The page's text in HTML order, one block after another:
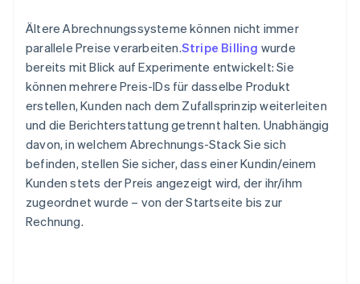
Ältere Abrechnungssysteme können nicht immer
parallele Preise verarbeiten.Stripe Billing wurde
bereits mit Blick auf Experimente entwickelt: Sie
können mehrere Preis-IDs für dasselbe Produkt
erstellen, Kunden nach dem Zufallsprinzip weiterleiten
und die Berichterstattung getrennt halten. Unabhängig
davon, in welchem Abrechnungs-Stack Sie sich
befinden, stellen Sie sicher, dass einer Kundin/einem
Kunden stets der Preis angezeigt wird, der ihr/ihm
zugeordnet wurde – von der Startseite bis zur
Rechnung.